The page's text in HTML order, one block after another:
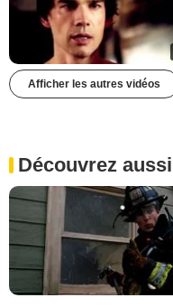
Afficher les autres vidéos
Découvrez aussi